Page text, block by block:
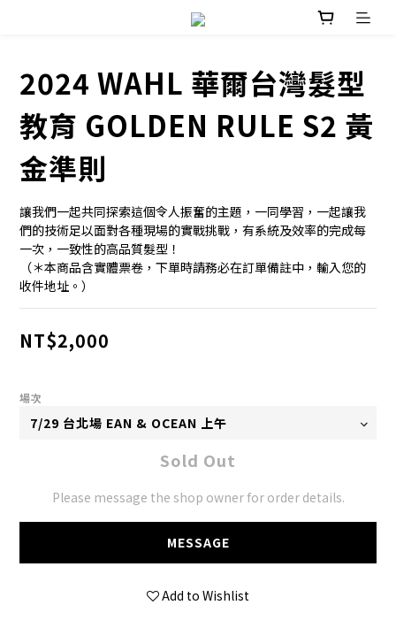
2024 WAHL 華爾台灣髮型
教育 GOLDEN RULE S2 黃
金準則
讓我們一起共同探索這個令人振奮的主題，一同學習，一起讓我
們的技術足以面對各種現場的實戰挑戰，有系統及效率的完成每
一次，一致性的高品質髮型！
（＊本商品含實體票卷，下單時請務必在訂單備註中，輸入您的
收件地址。）
NT$2,000
場次
Sold Out
Please message the shop owner for order details.
MESSAGE
Add to Wishlist